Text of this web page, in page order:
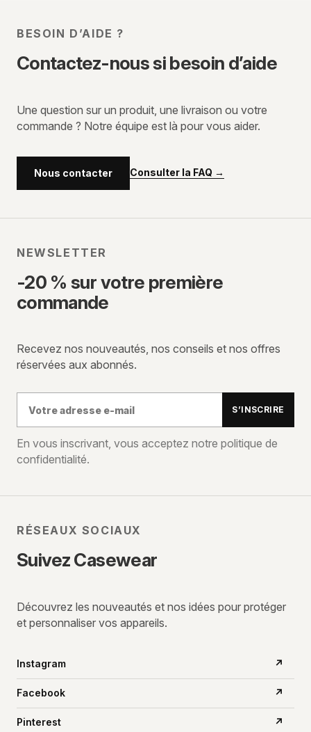
BESOIN D’AIDE ?
Contactez-nous si besoin d’aide
Une question sur un produit, une livraison ou votre
commande ? Notre équipe est là pour vous aider.
Nous contacter Consulter la FAQ →
NEWSLETTER
-20 % sur votre première
commande
Recevez nos nouveautés, nos conseils et nos offres
réservées aux abonnés.
e-
mail
S’INSCRIRE
En vous inscrivant, vous acceptez notre politique de
confidentialité.
RÉSEAUX SOCIAUX
Suivez Casewear
Découvrez les nouveautés et nos idées pour protéger
et personnaliser vos appareils.
Instagram ↗
Facebook ↗
Pinterest ↗